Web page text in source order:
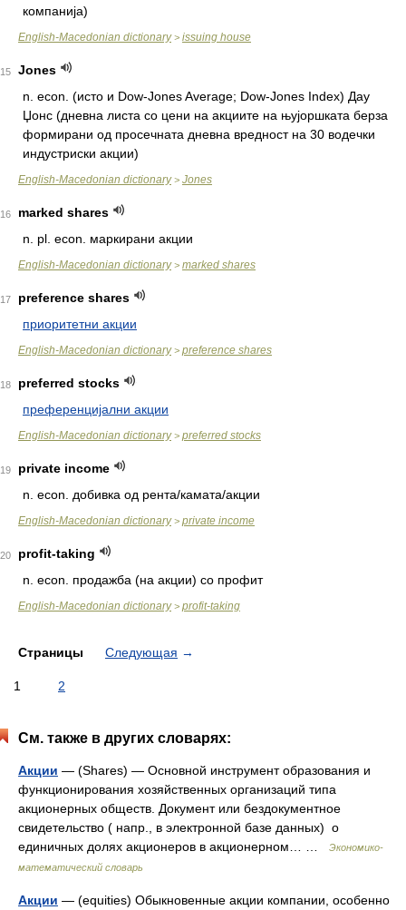
компанија)
English-Macedonian dictionary> issuing house
15
Jones
n. econ. (исто и Dow-Jones Average; Dow-Jones Index) Дау
Џонс (дневна листа со цени на акциите на њујоршката берза
формирани од просечната дневна вредност на 30 водечки
индустриски акции)
English-Macedonian dictionary> Jones
16
marked shares
n.
pl. econ. маркирани акции
English-Macedonian dictionary> marked shares
17
preference shares
приоритетни акции
English-Macedonian dictionary> preference shares
18
preferred stocks
преференцијални акции
English-Macedonian dictionary> preferred stocks
19
private income
n. econ. добивка од рента/камата/акции
English-Macedonian dictionary> private income
20
profit-taking
n. econ. продажба (на акции) со профит
English-Macedonian dictionary> profit-taking
Страницы Следующая →
1 2
См. также в других словарях:
Акции — (Shares) — Основной инструмент образования и
функционирования хозяйственных организаций типа
акционерных обществ. Документ или бездокументное
свидетельство ( напр., в электронной базе данных) о
единичных долях акционеров в акционерном… …
Экономико-
математический словарь
Акции — (equities) Обыкновенные акции компании, особенно